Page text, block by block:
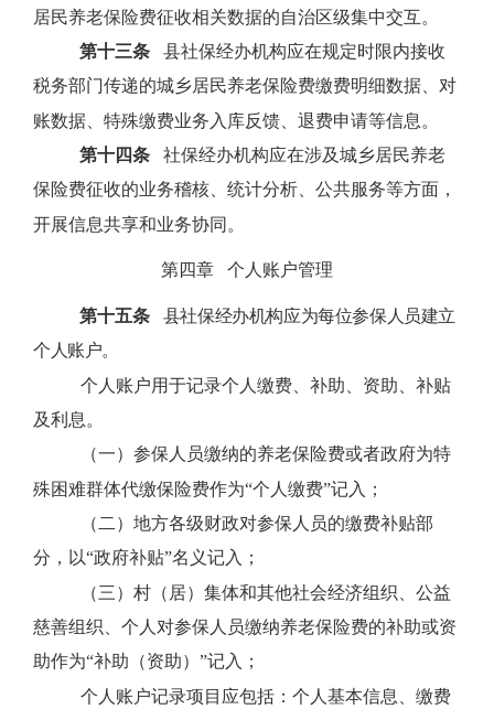
居民养老保险费征收相关数据的自治区级集中交互。
第十三条
县社保经办机构应在规定时限内接收
税务部门传递的城乡居民养老保险费缴费明细数据、对
账数据、特殊缴费业务入库反馈、退费申请等信息。
第十四条
社保经办机构应在涉及城乡居民养老
保险费征收的业务稽核、统计分析、公共服务等方面，
开展信息共享和业务协同。
第四章 个人账户管理
第十五条
县社保经办机构应为每位参保人员建立
个人账户。
个人账户用于记录个人缴费、补助、资助、补贴
及利息。
（一）参保人员缴纳的养老保险费或者政府为特
殊困难群体代缴保险费作为“个人缴费”记入；
（二）地方各级财政对参保人员的缴费补贴部
分，以“政府补贴”名义记入；
（三）村（居）集体和其他社会经济组织、公益
慈善组织、个人对参保人员缴纳养老保险费的补助或资
助作为“补助（资助）”记入；
个人账户记录项目应包括：个人基本信息、缴费